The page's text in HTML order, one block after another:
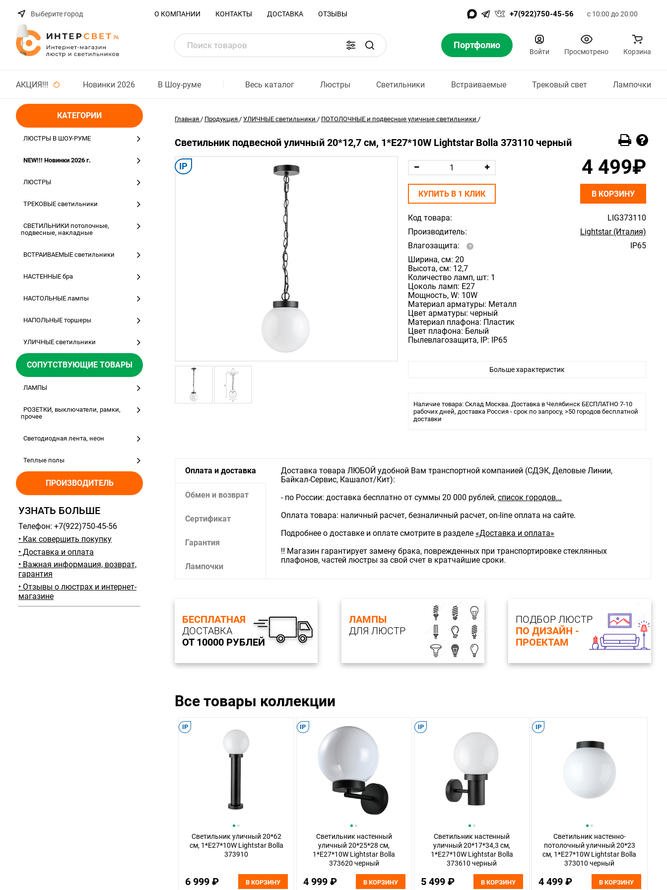
Выберите город О КОМПАНИИ КОНТАКТЫ ДОСТАВКА ОТЗЫВЫ +7(922)750-45-56 с 10:00 до 20:00
Портфолио
Войти Просмотрено Корзина
АКЦИЯ!!! Новинки 2026 В Шоу-руме Весь каталог Люстры Светильники Встраиваемые Трековый свет Лампочки
КАТЕГОРИИ
ЛЮСТРЫ В ШОУ-РУМЕ
NEW!!! Новинки 2026 г.
ЛЮСТРЫ
ТРЕКОВЫЕ светильники
СВЕТИЛЬНИКИ потолочные,
подвесные, накладные
ВСТРАИВАЕМЫЕ светильники
НАСТЕННЫЕ бра
НАСТОЛЬНЫЕ лампы
НАПОЛЬНЫЕ торшеры
УЛИЧНЫЕ светильники
СОПУТСТВУЮЩИЕ ТОВАРЫ
ЛАМПЫ
РОЗЕТКИ, выключатели, рамки,
прочее
Светодиодная лента, неон
Теплые полы
ПРОИЗВОДИТЕЛЬ
УЗНАТЬ БОЛЬШЕ
Телефон: +7(922)750-45-56
• Как совершить покупку
• Доставка и оплата
• Важная информация, возврат,
гарантия
• Отзывы о люстрах и интернет-
магазине
Главная / Продукция / УЛИЧНЫЕ светильники / ПОТОЛОЧНЫЕ и подвесные уличные светильники /
Светильник подвесной уличный 20*12,7 см, 1*E27*10W Lightstar Bolla 373110 черный
IP
Код товара:
LIG373110
Производитель:
Lightstar (Италия)
Влагозащита:
IP65
Ширина, см: 20
Высота, см: 12,7
Количество ламп, шт: 1
Цоколь ламп: E27
Мощность, W: 10W
Материал арматуры: Металл
Цвет арматуры: черный
Материал плафона: Пластик
Цвет плафона: Белый
Пылевлагозащита, IP: IP65
Больше характеристик
Наличие товара: Склад Москва. Доставка в Челябинск БЕСПЛАТНО 7-10
рабочих дней, доставка Россия - срок по запросу, >50 городов бесплатной
доставки
4 499₽
КУПИТЬ В 1 КЛИК В КОРЗИНУ
Оплата и доставка
Обмен и возврат
Сертификат
Гарантия
Лампочки
Доставка товара ЛЮБОЙ удобной Вам транспортной компанией (СДЭК, Деловые Линии,
Байкал-Сервис, Кашалот/Кит):
- по России: доставка бесплатно от суммы 20 000 рублей, список городов...
Оплата товара: наличный расчет, безналичный расчет, on-line оплата на сайте.
Подробнее о доставке и оплате смотрите в разделе «Доставка и оплата»
‼️ Магазин гарантирует замену брака, поврежденных при транспортировке стеклянных
плафонов, частей люстры за свой счет в кратчайшие сроки.
БЕСПЛАТНАЯ
ДОСТАВКА
ОТ 10000 РУБЛЕЙ
ЛАМПЫ
ДЛЯ ЛЮСТР
ПОДБОР ЛЮСТР
ПО ДИЗАЙН -
ПРОЕКТАМ
Все товары коллекции
IP
Светильник уличный 20*62
см, 1*E27*10W Lightstar Bolla
373910
6 999 ₽ В КОРЗИНУ
IP
Светильник настенный
уличный 20*25*28 см,
1*E27*10W Lightstar Bolla
373620 черный
4 999 ₽ В КОРЗИНУ
IP
Светильник настенный
уличный 20*17*34,3 см,
1*E27*10W Lightstar Bolla
373610 черный
5 499 ₽ В КОРЗИНУ
IP
Светильник настенно-
потолочный уличный 20*23
см, 1*E27*10W Lightstar Bolla
373010 черный
4 499 ₽ В КОРЗИНУ